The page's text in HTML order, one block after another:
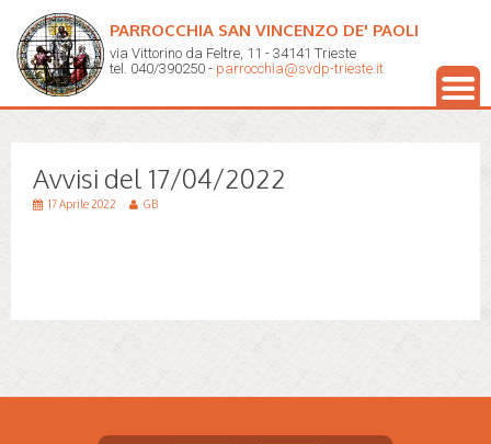
PARROCCHIA SAN VINCENZO DE' PAOLI
via Vittorino da Feltre, 11 - 34141 Trieste
tel. 040/390250 - parrocchia@svdp-trieste.it
Avvisi del 17/04/2022
17 Aprile 2022 GB